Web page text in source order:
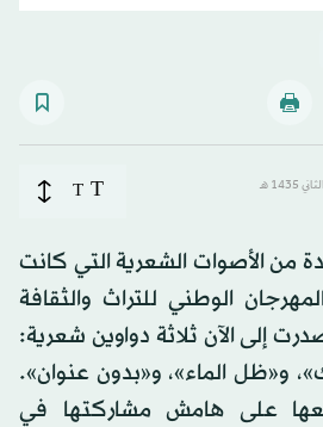
T
T
من الأصوات الشعرية التي كانت
الوطني للتراث والثقافة
وقد أصدرت إلى الآن ثلاثة دواوين شعرية:
و«ظل الماء»، و«بدون عنوان».
على هامش مشاركتها في